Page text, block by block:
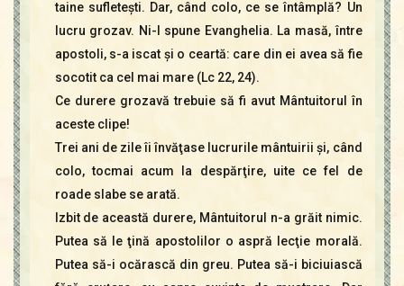
taine sufleteşti. Dar, când colo, ce se întâmplă? Un
lucru grozav. Ni-l spune Evanghelia. La masă, între
apostoli, s-a iscat şi o ceartă: care din ei avea să fie
socotit ca cel mai mare (Lc 22, 24).
Ce durere grozavă trebuie să fi avut Mântuitorul în
aceste clipe!
Trei ani de zile îi învăţase lucrurile mântuirii şi, când
colo, tocmai acum la despărţire, uite ce fel de
roade slabe se arată.
Izbit de această durere, Mântuitorul n-a grăit nimic.
Putea să le ţină apostolilor o aspră lecţie morală.
Putea să-i ocărască din greu. Putea să-i biciuiască